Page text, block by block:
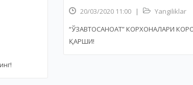
20/03/2020 11:00 |
Yangiliklar
“ЎЗАВТОСАНОАТ” КОРХОНАЛАРИ
ҚАРШИ!